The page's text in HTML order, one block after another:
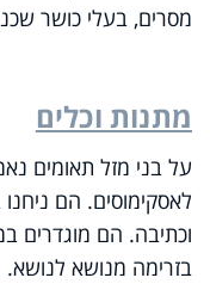
מסרים, בעלי כושר
מתנות וכלים
על בני מזל תאומים
לאסקימוסים. הם
וכתיבה. הם מוגדרים
בזרימה מנושא לנושא.